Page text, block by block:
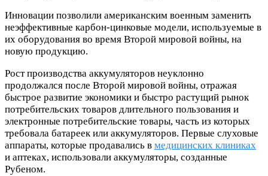
Инновации позволили американским военным заменить
неэффективные карбон-цинковые модели, используемые в
их оборудования во время Второй мировой войны, на
новую продукцию.
Рост производства аккумуляторов неуклонно
продолжался после Второй мировой войны, отражая
быстрое развитие экономики и быстро растущий рынок
потребительских товаров длительного пользования и
электронные потребительские товары, часть из которых
требовала батареек или аккумуляторов. Первые слуховые
аппараты, которые продавались в медицинских клиниках
и аптеках, использовали аккумуляторы, созданные
Рубеном.